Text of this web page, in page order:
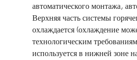
автоматического монтажа,
Верхняя часть системы
охлаждается (охлаждение
технологическим
используется в нижней зоне